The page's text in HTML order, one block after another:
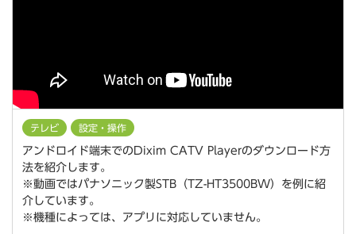
テレビ 設定・操作
アンドロイド端末でのDixim CATV Playerのダウンロード方
法を紹介します。
※動画ではパナソニック製STB（TZ-HT3500BW）を例に紹
介しています。
※機種によっては、アプリに対応していません。